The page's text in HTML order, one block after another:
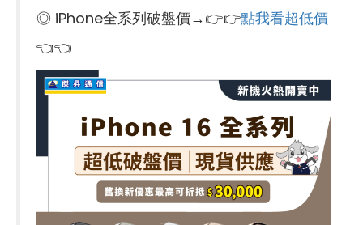
◎ iPhone全系列破盤價→👉👉點我看超低價
👈👈